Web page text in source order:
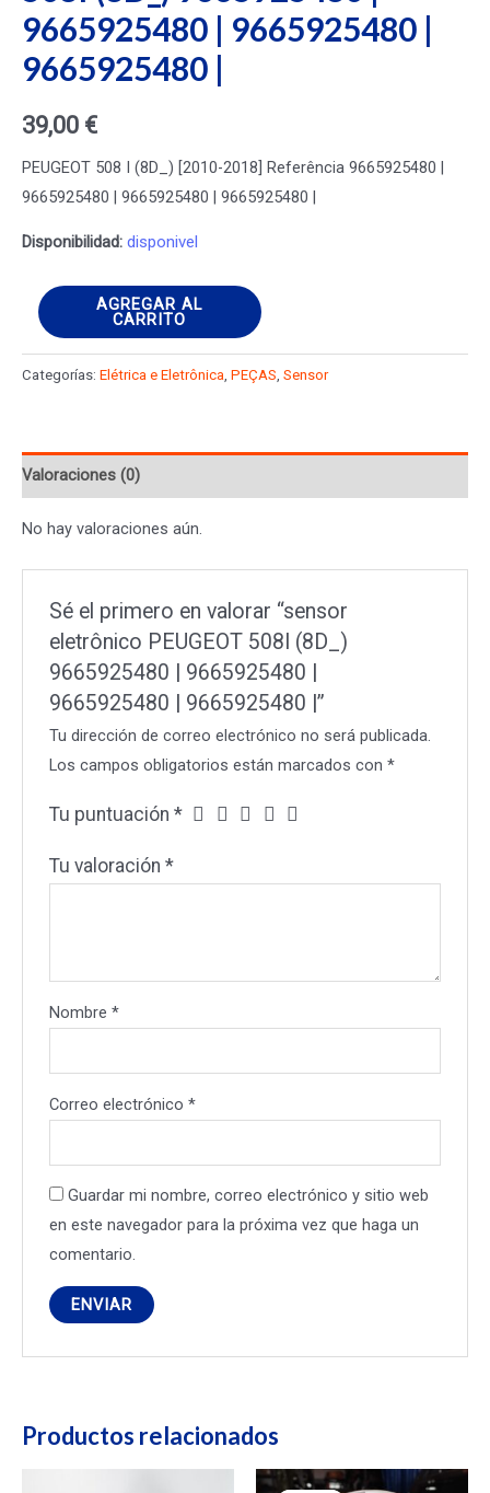
9665925480 | 9665925480 |
9665925480 |
39,00 €
PEUGEOT 508 I (8D_) [2010-2018] Referência 9665925480 |
9665925480 | 9665925480 | 9665925480 |
Disponibilidad: disponivel
sensor
eletrônico
PEUGEOT
|
|
9665925480
9665925480
cantidad
AGREGAR AL
CARRITO
Categorías: Elétrica e Eletrônica, PEÇAS, Sensor
Valoraciones (0)
No hay valoraciones aún.
Sé el primero en valorar “sensor
eletrônico PEUGEOT 508I (8D_)
9665925480 | 9665925480 |
9665925480 | 9665925480 |”
Tu dirección de correo electrónico no será publicada.
Los campos obligatorios están marcados con*
Tu puntuación*
Tu valoración*
Nombre*
Correo electrónico*
Guardar mi nombre, correo electrónico y sitio web
en este navegador para la próxima vez que haga un
comentario.
Productos relacionados